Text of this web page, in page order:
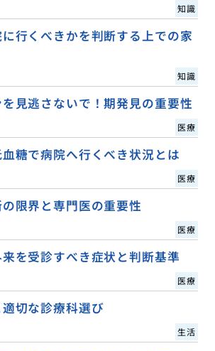
知識
行くべきかを判断する上での家
知識
見逃さないで！期発見の重要性
医療
糖で病院へ行くべき状況とは
医療
限界と専門医の重要性
医療
を受診すべき症状と判断基準
医療
切な診療科選び
生活